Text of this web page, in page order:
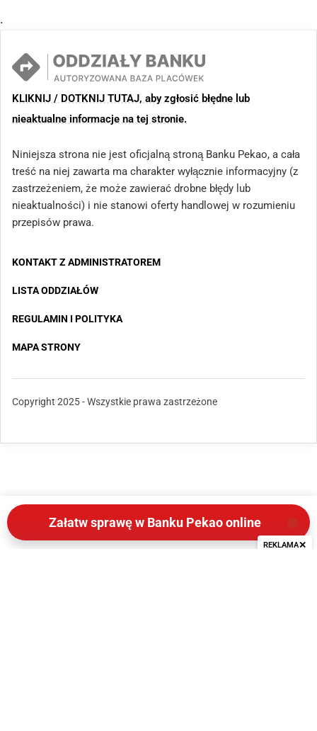
.
KLIKNIJ / DOTKNIJ TUTAJ, aby zgłosić błędne lub
nieaktualne informacje na tej stronie.
Niniejsza strona nie jest oficjalną stroną Banku Pekao, a cała
treść na niej zawarta ma charakter wyłącznie informacyjny (z
zastrzeżeniem, że może zawierać drobne błędy lub
nieaktualności) i nie stanowi oferty handlowej w rozumieniu
przepisów prawa.
KONTAKT Z ADMINISTRATOREM
LISTA ODDZIAŁÓW
REGULAMIN I POLITYKA
MAPA STRONY
Copyright 2025 - Wszystkie prawa zastrzeżone
REKLAMA✕
Załatw sprawę w Banku Pekao online